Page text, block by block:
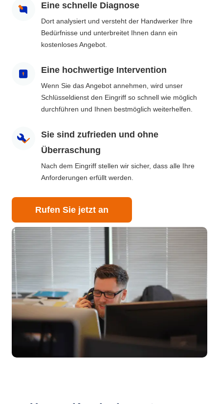
Eine schnelle Diagnose
Dort analysiert und versteht der Handwerker Ihre
Bedürfnisse und unterbreitet Ihnen dann ein
kostenloses Angebot.
Eine hochwertige Intervention
Wenn Sie das Angebot annehmen, wird unser
Schlüsseldienst den Eingriff so schnell wie möglich
durchführen und Ihnen bestmöglich weiterhelfen.
Sie sind zufrieden und ohne
Überraschung
Nach dem Eingriff stellen wir sicher, dass alle Ihre
Anforderungen erfüllt werden.
Rufen Sie jetzt an